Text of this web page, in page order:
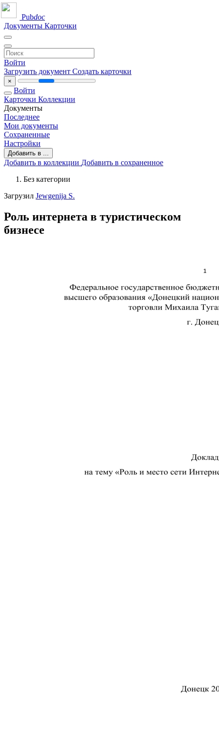
Pubdoc
Документы Карточки
Войти
Загрузить документ Создать карточки
×
Войти
Карточки Коллекции
Документы
Последнее
Мои документы
Сохраненные
Настройки
Добавить в ...
Добавить в коллекции Добавить в сохраненное
Без категории
Загрузил Jewgenija S.
Роль интернета в туристическом
бизнесе